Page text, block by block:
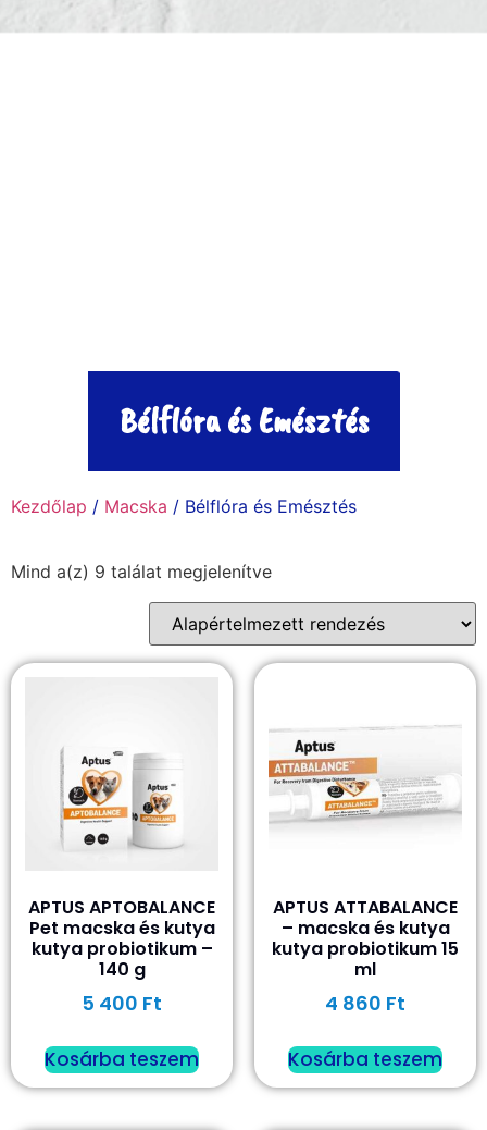
Bélflóra és Emésztés
Kezdőlap / Macska / Bélflóra és Emésztés
Mind a(z) 9 találat megjelenítve
APTUS APTOBALANCE
Pet macska és kutya
kutya probiotikum​ –
140 g
5 400 Ft
Kosárba teszem
APTUS ATTABALANCE
– macska és kutya
kutya probiotikum 15
ml
4 860 Ft
Kosárba teszem